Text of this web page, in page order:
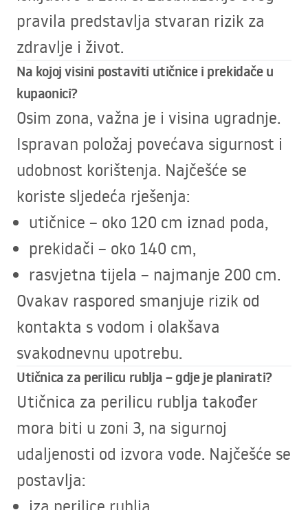
pravila predstavlja stvaran rizik za
zdravlje i život.
Na kojoj visini postaviti utičnice i prekidače u
kupaonici?
Osim zona, važna je i visina ugradnje.
Ispravan položaj povećava sigurnost i
udobnost korištenja. Najčešće se
koriste sljedeća rješenja:
utičnice – oko 120 cm iznad poda,
prekidači – oko 140 cm,
rasvjetna tijela – najmanje 200 cm.
Ovakav raspored smanjuje rizik od
kontakta s vodom i olakšava
svakodnevnu upotrebu.
Utičnica za perilicu rublja – gdje je planirati?
Utičnica za perilicu rublja također
mora biti u zoni 3, na sigurnoj
udaljenosti od izvora vode. Najčešće se
postavlja:
iza perilice rublja,